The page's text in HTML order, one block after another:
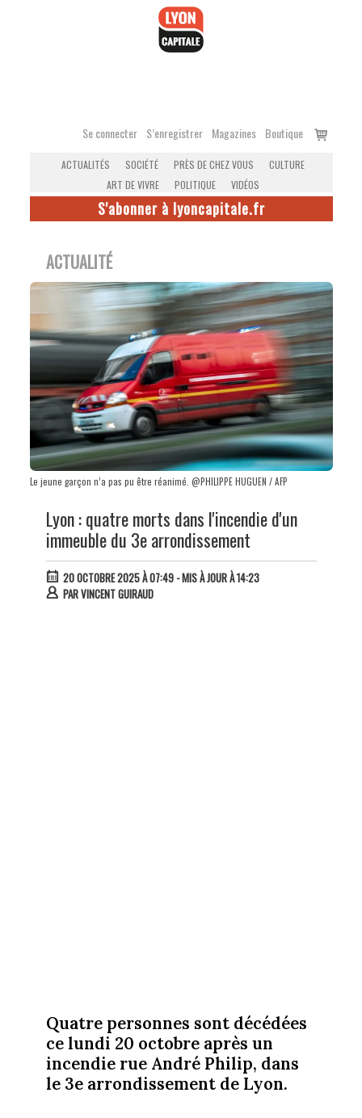
Se connecter S’enregistrer Magazines Boutique
Voir
ACTUALITÉS SOCIÉTÉ PRÈS DE CHEZ VOUS
CULTURE
ART DE VIVRE
POLITIQUE VIDÉOS
S'abonner à lyoncapitale.fr
ACTUALITÉ
Le jeune garçon n’a pas pu être réanimé. @PHILIPPE HUGUEN / AFP
Lyon : quatre morts dans l'incendie d'un
immeuble du 3e arrondissement
20 OCTOBRE 2025 À 07:49- MIS À JOUR À 14:23
PARVINCENT GUIRAUD
Quatre personnes sont décédées
ce lundi 20 octobre après un
incendie rue André Philip, dans
le 3e arrondissement de Lyon.